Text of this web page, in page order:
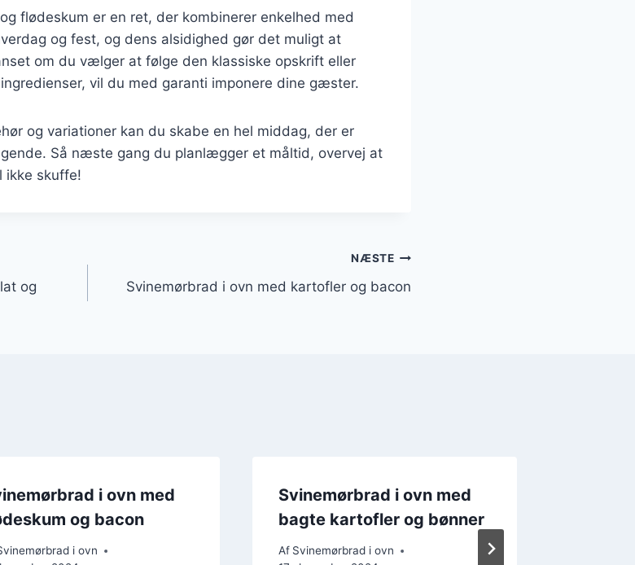
flødeskum er en ret, der kombinerer enkelhed med
og fest, og dens alsidighed gør det muligt at
om du vælger at følge den klassiske opskrift eller
vil du med garanti imponere dine gæster.
og variationer kan du skabe en hel middag, der er
Så næste gang du planlægger et måltid, overvej at
ikke skuffe!
og
NÆSTE
Svinemørbrad i ovn med kartofler og bacon
i ovn med
og bacon
i ovn
Svinemørbrad i ovn med
bagte kartofler og bønner
Af Svinemørbrad i ovn